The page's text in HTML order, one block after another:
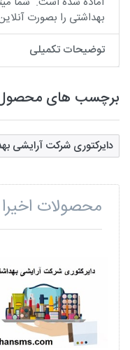
بهداشتی را بصورت
توضیحات تکمیلی
برچسب های
دایرکتوری شرکت آرایشی
محصولات